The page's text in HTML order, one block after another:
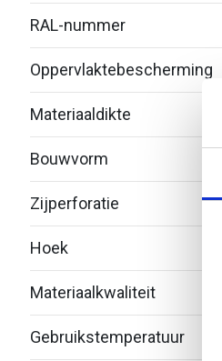
RAL-nummer
Oppervlaktebescherming
Materiaaldikte
Bouwvorm
Zijperforatie
Hoek
Materiaalkwaliteit
Gebruikstemperatuur